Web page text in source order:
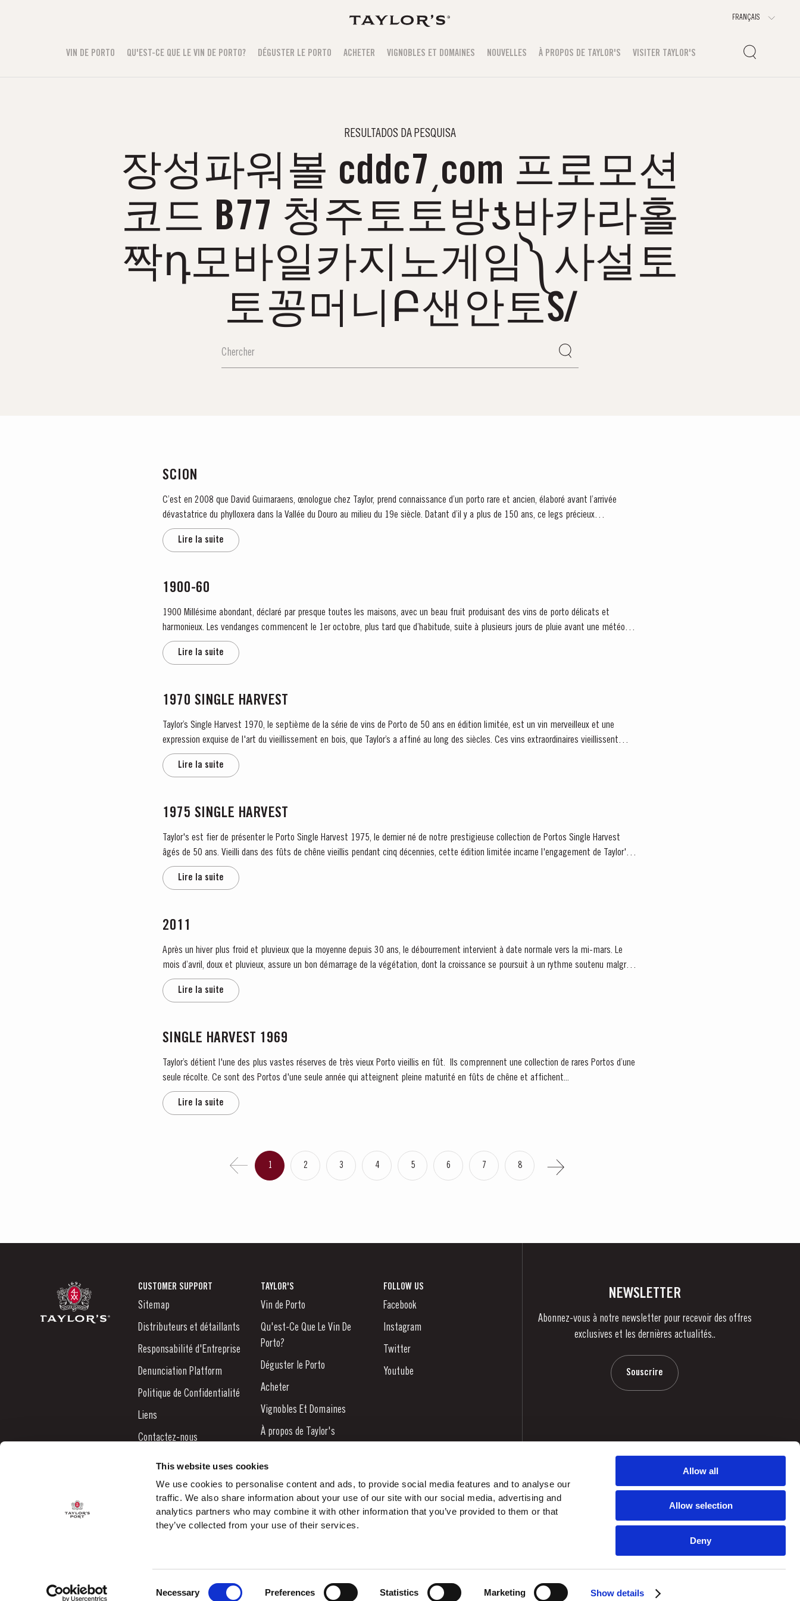
This website uses cookies
We use cookies to personalise content and ads, to provide social media features and to analyse our
traffic. We also share information about your use of our site with our social media, advertising and
analytics partners who may combine it with other information that you’ve provided to them or that
they’ve collected from your use of their services.
Necessary Preferences Statistics Marketing Show details
Allow all
Allow selection
Deny
VIN DE PORTO QU'EST-CE QUE LE VIN DE PORTO? DÉGUSTER LE PORTO ACHETER VIGNOBLES ET DOMAINES NOUVELLES À PROPOS DE TAYLOR'S VISITER TAYLOR'S
RESULTADOS DA PESQUISA
장성파워볼 cddc7͵com 프로모션
코드 B77 청주토토방ƾ바카라홀
짝դ모바일카지노게임༽사설토
토꽁머니Բ샌안토S/
SCION
C’est en 2008 que David Guimaraens, œnologue chez Taylor, prend connaissance d’un porto rare et ancien, élaboré avant l’arrivée
dévastatrice du phylloxera dans la Vallée du Douro au milieu du 19e siècle. Datant d’il y a plus de 150 ans, ce legs précieux
appartenait...
Lire la suite
1900-60
1900 Millésime abondant, déclaré par presque toutes les maisons, avec un beau fruit produisant des vins de porto délicats et
harmonieux. Les vendanges commencent le 1er octobre, plus tard que d’habitude, suite à plusieurs jours de pluie avant une météo
calée au beau fixe. «...
Lire la suite
1970 SINGLE HARVEST
Taylor’s Single Harvest 1970, le septième de la série de vins de Porto de 50 ans en édition limitée, est un vin merveilleux et une
expression exquise de l'art du vieillissement en bois, que Taylor’s a affiné au long des siècles. Ces vins extraordinaires vieillissent
gracieusement dans...
Lire la suite
1975 SINGLE HARVEST
Taylor's est fier de présenter le Porto Single Harvest 1975, le dernier né de notre prestigieuse collection de Portos Single Harvest
âgés de 50 ans. Vieilli dans des fûts de chêne vieillis pendant cinq décennies, cette édition limitée incarne l'engagement de Taylor's
envers...
Lire la suite
2011
Après un hiver plus froid et pluvieux que la moyenne depuis 30 ans, le débourrement intervient à date normale vers la mi-mars. Le
mois d’avril, doux et pluvieux, assure un bon démarrage de la végétation, dont la croissance se poursuit à un rythme soutenu malgré
la quasi absence de...
Lire la suite
SINGLE HARVEST 1969
Taylor’s détient l'une des plus vastes réserves de très vieux Porto vieillis en fût. Ils comprennent une collection de rares Portos d’une
seule récolte. Ce sont des Portos d'une seule année qui atteignent pleine maturité en fûts de chêne et affichent...
Lire la suite
1 2 3 4 5 6 7 8
CUSTOMER SUPPORT
Sitemap
Distributeurs et détaillants
Responsabilité d'Entreprise
Denunciation Platform
Politique de Confidentialité
Liens
Contactez-nous
TAYLOR'S
Vin de Porto
Qu'est-Ce Que Le Vin De
Porto?
Déguster le Porto
Acheter
Vignobles Et Domaines
À propos de Taylor's
Contactez-nous
FOLLOW US
Facebook
Instagram
Twitter
Youtube
NEWSLETTER
Abonnez-vous à notre newsletter pour recevoir des offres
exclusives et les dernières actualités..
Souscrire
© 2026 Taylor's Port ALL RIGHTS RESERVED. by webcomum